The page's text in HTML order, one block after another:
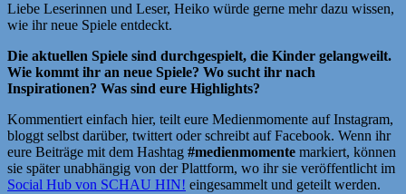
Liebe Leserinnen und Leser, Heiko würde gerne mehr dazu wissen,
wie ihr neue Spiele entdeckt.
Die aktuellen Spiele sind durchgespielt, die Kinder gelangweilt.
Wie kommt ihr an neue Spiele? Wo sucht ihr nach
Inspirationen? Was sind eure Highlights?
Kommentiert einfach hier, teilt eure Medienmomente auf Instagram,
bloggt selbst darüber, twittert oder schreibt auf Facebook. Wenn ihr
eure Beiträge mit dem Hashtag #medienmomente markiert, können
sie später unabhängig von der Plattform, wo ihr sie veröffentlicht im
Social Hub von SCHAU HIN! eingesammelt und geteilt werden.